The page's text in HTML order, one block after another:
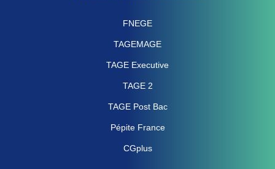
FNEGE
TAGEMAGE
TAGE Executive
TAGE 2
TAGE Post Bac
Pépite France
CGplus